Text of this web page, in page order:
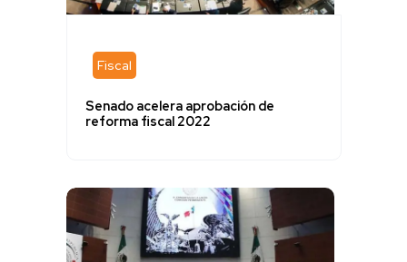
Fiscal
Senado acelera aprobación de
reforma fiscal 2022